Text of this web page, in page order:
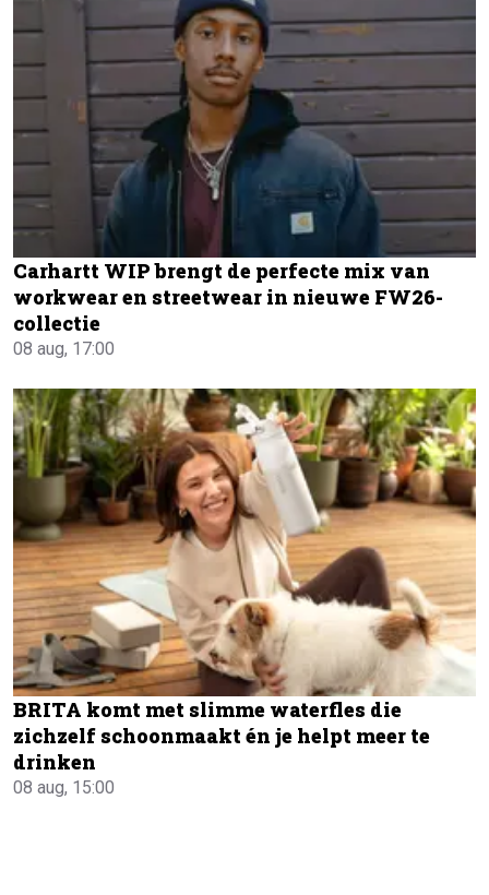
Carhartt WIP brengt de perfecte mix van
workwear en streetwear in nieuwe FW26-
collectie
08 aug, 17:00
BRITA komt met slimme waterfles die
zichzelf schoonmaakt én je helpt meer te
drinken
08 aug, 15:00